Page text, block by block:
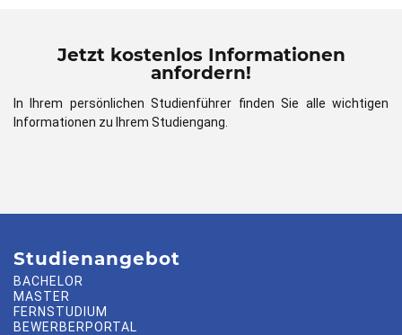
Jetzt kostenlos Informationen
anfordern!
In Ihrem persönlichen Studienführer finden Sie alle wichtigen
Informationen zu Ihrem Studiengang.
Studienangebot
BACHELOR
MASTER
FERNSTUDIUM
BEWERBERPORTAL